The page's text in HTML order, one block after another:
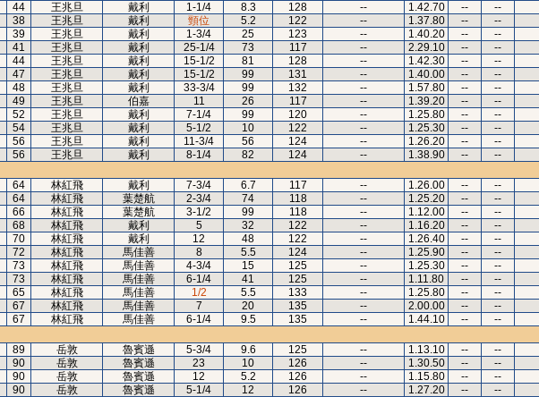
44 王兆旦 戴利 1-1/4 8.3 128 -- 1.42.70 -- --
38 王兆旦 戴利 頸位 5.2 122 -- 1.37.80 -- --
39 王兆旦 戴利 1-3/4 25 123 -- 1.40.20 -- --
41 王兆旦 戴利 25-1/4 73 117 -- 2.29.10 -- --
44 王兆旦 戴利 15-1/2 81 128 -- 1.42.30 -- --
47 王兆旦 戴利 15-1/2 99 131 -- 1.40.00 -- --
48 王兆旦 戴利 33-3/4 99 132 -- 1.57.80 -- --
49 王兆旦 伯嘉 11 26 117 -- 1.39.20 -- --
52 王兆旦 戴利 7-1/4 99 120 -- 1.25.80 -- --
54 王兆旦 戴利 5-1/2 10 122 -- 1.25.30 -- --
56 王兆旦 戴利 11-3/4 56 124 -- 1.26.20 -- --
56 王兆旦 戴利 8-1/4 82 124 -- 1.38.90 -- --
64 林紅飛 戴利 7-3/4 6.7 117 -- 1.26.00 -- --
64 林紅飛 葉楚航 2-3/4 74 118 -- 1.25.20 -- --
66 林紅飛 葉楚航 3-1/2 99 118 -- 1.12.00 -- --
68 林紅飛 戴利 5 32 122 -- 1.16.20 -- --
70 林紅飛 戴利 12 48 122 -- 1.26.40 -- --
72 林紅飛 馬佳善 8 5.5 124 -- 1.25.90 -- --
73 林紅飛 馬佳善 4-3/4 15 125 -- 1.25.30 -- --
73 林紅飛 馬佳善 6-1/4 41 125 -- 1.11.80 -- --
65 林紅飛 馬佳善 1/2 5.5 133 -- 1.25.80 -- --
67 林紅飛 馬佳善 7 20 135 -- 2.00.00 -- --
67 林紅飛 馬佳善 6-1/4 9.5 135 -- 1.44.10 -- --
89 岳敦 魯賓遜 5-3/4 9.6 125 -- 1.13.10 -- --
90 岳敦 魯賓遜 23 10 126 -- 1.30.50 -- --
90 岳敦 魯賓遜 12 5.2 126 -- 1.15.80 -- --
90 岳敦 魯賓遜 5-1/4 12 126 -- 1.27.20 -- --